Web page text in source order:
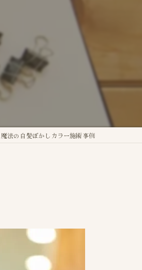
魔法の白髪ぼかしカラー施術事例